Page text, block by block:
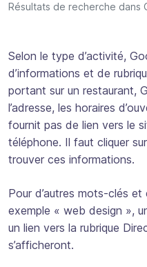
Résultats de recherche dans
Selon le type d’activité,
d’informations et de
portant sur un restaurant,
l’adresse, les horaires
fournit pas de lien vers le
téléphone. Il faut cliquer
trouver ces informations.
Pour d’autres mots-clés
exemple « web design »,
un lien vers la rubrique
s’afficheront.